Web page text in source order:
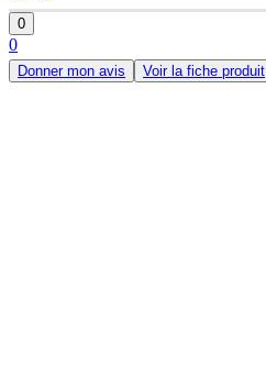
0
0
Donner mon avis Voir la fiche produit